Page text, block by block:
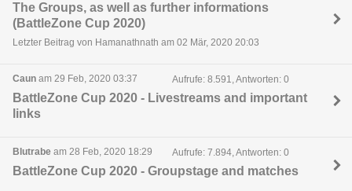
The Groups, as well as further informations
(BattleZone Cup 2020)
Letzter Beitrag von Hamanathnath am 02 Mär, 2020 20:03
Caun am 29 Feb, 2020 03:37 Aufrufe: 8.591, Antworten: 0
BattleZone Cup 2020 - Livestreams and important
links
Blutrabe am 28 Feb, 2020 18:29 Aufrufe: 7.894, Antworten: 0
BattleZone Cup 2020 - Groupstage and matches